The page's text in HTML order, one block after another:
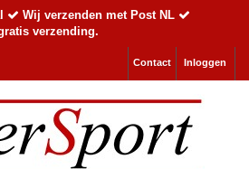
Wij verzenden met Post NL
verzending.
Inloggen
Contact